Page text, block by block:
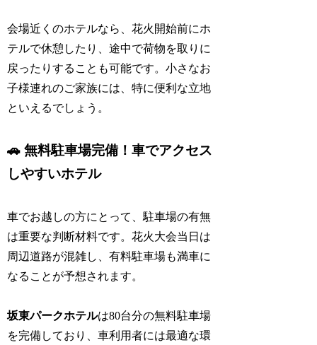
会場近くのホテルなら、花火開始前にホ
テルで休憩したり、途中で荷物を取りに
戻ったりすることも可能です。小さなお
子様連れのご家族には、特に便利な立地
といえるでしょう。
🚗 無料駐車場完備！車でアクセス
しやすいホテル
車でお越しの方にとって、駐車場の有無
は重要な判断材料です。花火大会当日は
周辺道路が混雑し、有料駐車場も満車に
なることが予想されます。
坂東パークホテルは80台分の無料駐車場
を完備しており、車利用者には最適な環